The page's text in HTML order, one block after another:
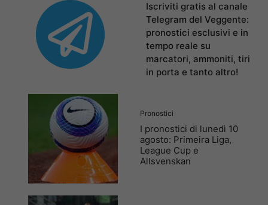
Iscriviti gratis al canale
Telegram del Veggente:
pronostici esclusivi e in
tempo reale su
marcatori, ammoniti, tiri
in porta e tanto altro!
Pronostici
I pronostici di lunedì 10
agosto: Primeira Liga,
League Cup e
Allsvenskan